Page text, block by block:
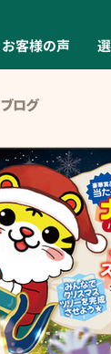
お客様の声
ブログ